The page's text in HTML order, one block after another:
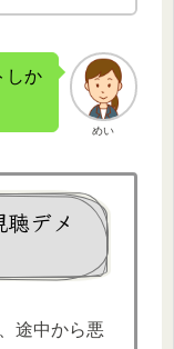
めい
しか
デメ
途中から悪